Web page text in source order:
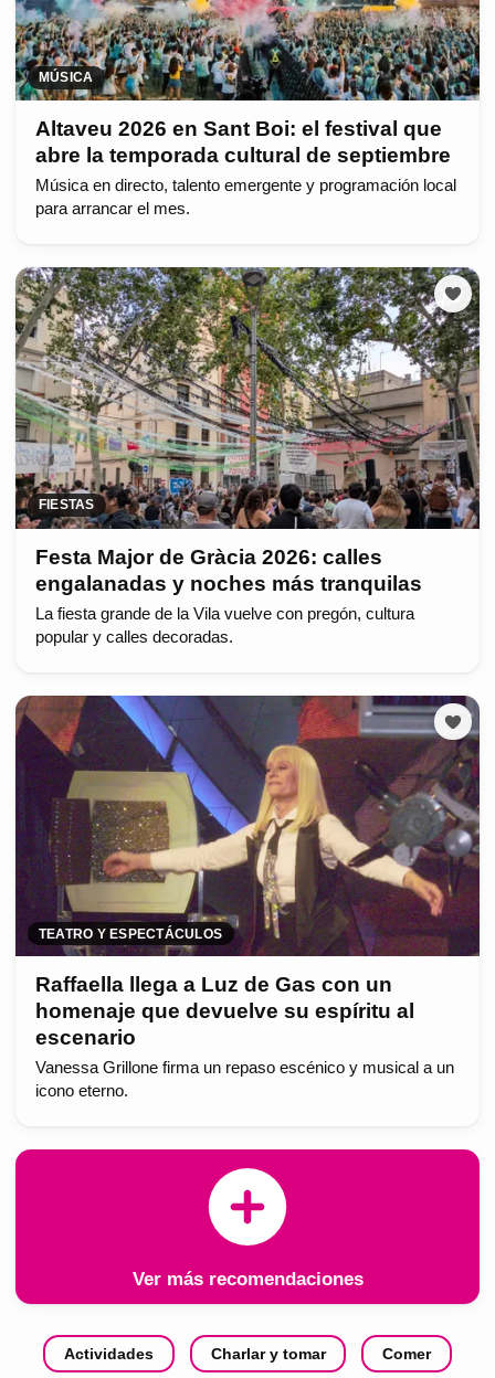
MÚSICA
Altaveu 2026 en Sant Boi: el festival que
abre la temporada cultural de septiembre
Música en directo, talento emergente y programación local
para arrancar el mes.
FIESTAS
Festa Major de Gràcia 2026: calles
engalanadas y noches más tranquilas
La fiesta grande de la Vila vuelve con pregón, cultura
popular y calles decoradas.
TEATRO Y ESPECTÁCULOS
Raffaella llega a Luz de Gas con un
homenaje que devuelve su espíritu al
escenario
Vanessa Grillone firma un repaso escénico y musical a un
icono eterno.
Ver más recomendaciones
Actividades Charlar y tomar Comer